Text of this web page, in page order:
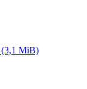
(3,1 MiB)